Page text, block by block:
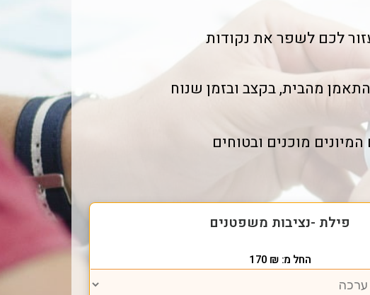
לכם לשפר את נקודות
מהבית, בקצב ובזמן שנוח
מוכנים ובטוחים
פילת -נציבות משפטנים
החל מ: 170 ₪